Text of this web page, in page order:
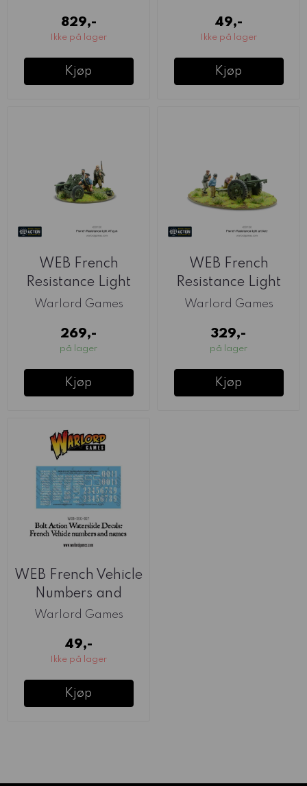
829,-
Ikke på lager
Kjøp
49,-
Ikke på lager
Kjøp
WEB French
Resistance Light
Anti-Tank Gun ...
Warlord Games
269,-
på lager
Kjøp
WEB French
Resistance Light
Artillery (Warlord)
Warlord Games
329,-
på lager
Kjøp
WEB French Vehicle
Numbers and
Names Waterslide
Warlord Games
49,-
Ikke på lager
Kjøp